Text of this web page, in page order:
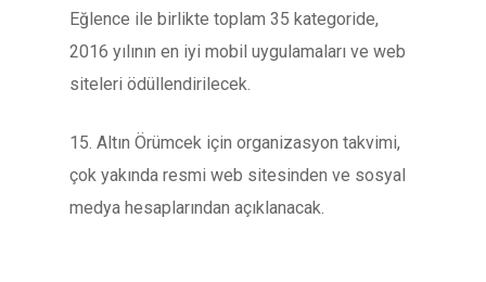
Eğlence ile birlikte toplam 35 kategoride,
2016 yılının en iyi mobil uygulamaları ve web
siteleri ödüllendirilecek.
15. Altın Örümcek için organizasyon takvimi,
çok yakında resmi web sitesinden ve sosyal
medya hesaplarından açıklanacak.